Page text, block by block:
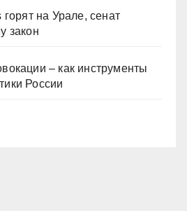
на Урале, сенат
закон
– как инструменты
России